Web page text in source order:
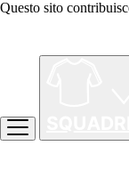
Questo sito